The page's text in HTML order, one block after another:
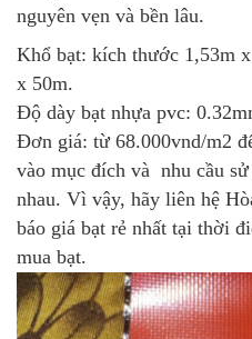
nguyên vẹn và bền lâu.
Khổ bạt: kích thước 1,53m
x 50m.
Độ dày bạt nhựa pvc:
Đơn giá: từ 68.000vnd/m2
vào mục đích và nhu cầu
nhau. Vì vậy, hãy liên hệ
báo giá bạt rẻ nhất tại thời
mua bạt.